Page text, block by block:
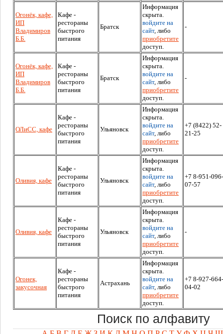
Огонёк, кафе,
ИП
Владимиров
Б.Б.
Кафе -
рестораны
быстрого
питания
Братск
Информация
скрыта.
войдите на
сайт, либо
приобретите
доступ.
-
Огонёк, кафе,
ИП
Владимиров
Б.Б.
Кафе -
рестораны
быстрого
питания
Братск
Информация
скрыта.
войдите на
сайт, либо
приобретите
доступ.
-
ОЛиСС, кафе
Кафе -
рестораны
быстрого
питания
Ульяновск
Информация
скрыта.
войдите на
сайт, либо
приобретите
доступ.
+7 (8422) 52-
21-25
Оливия, кафе
Кафе -
рестораны
быстрого
питания
Ульяновск
Информация
скрыта.
войдите на
сайт, либо
приобретите
доступ.
+7 8-951-096-
07-57
Оливия, кафе
Кафе -
рестораны
быстрого
питания
Ульяновск
Информация
скрыта.
войдите на
сайт, либо
приобретите
доступ.
-
Огонек,
закусочная
Кафе -
рестораны
быстрого
питания
Астрахань
Информация
скрыта.
войдите на
сайт, либо
приобретите
доступ.
+7 8-927-664-
04-02
Поиск по алфавиту